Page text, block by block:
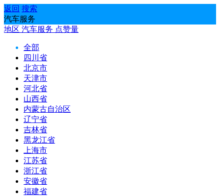
返回 搜索
汽车服务
地区 汽车服务 点赞量
全部
四川省
北京市
天津市
河北省
山西省
内蒙古自治区
辽宁省
吉林省
黑龙江省
上海市
江苏省
浙江省
安徽省
福建省